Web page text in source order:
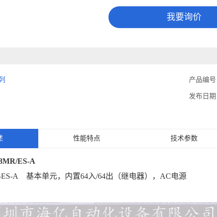
我要询价
产品编
发布日
性能特点 技术参数
ES-A
ES-A 基本单元，内置64入/64出（继电器），AC电源